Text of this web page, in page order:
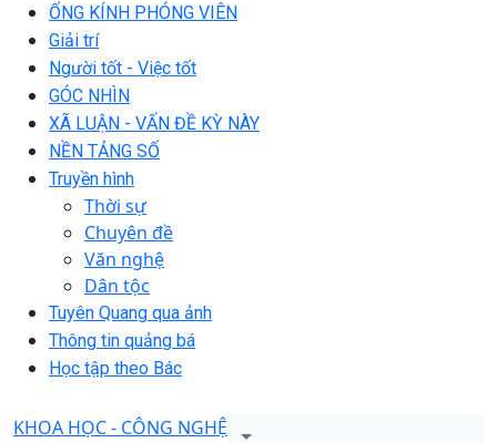
ỐNG KÍNH PHÓNG VIÊN
Giải trí
Người tốt - Việc tốt
GÓC NHÌN
XÃ LUẬN - VẤN ĐỀ KỲ NÀY
NỀN TẢNG SỐ
Truyền hình
Thời sự
Chuyên đề
Văn nghệ
Dân tộc
Tuyên Quang qua ảnh
Thông tin quảng bá
Học tập theo Bác
KHOA HỌC - CÔNG NGHỆ